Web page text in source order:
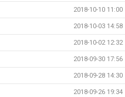
2018-10-10 11:00
2018-10-03 14:58
2018-10-02 12:32
2018-09-30 17:56
2018-09-28 14:30
2018-09-26 19:34